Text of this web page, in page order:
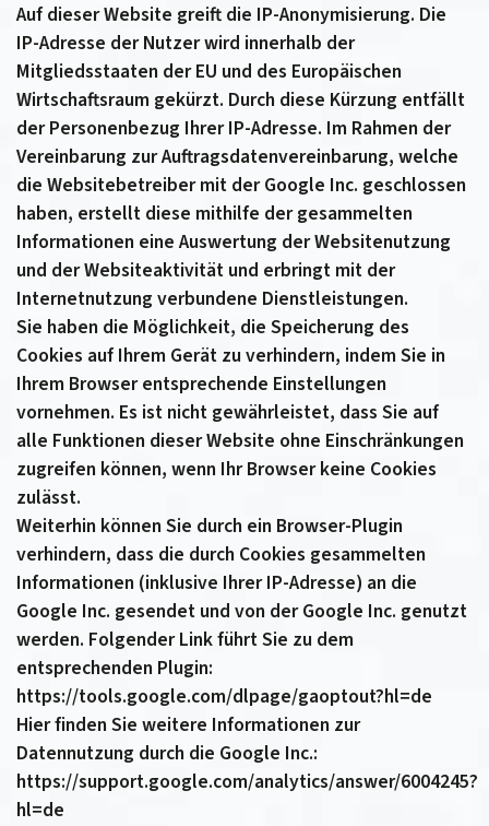
Auf dieser Website greift die IP-Anonymisierung. Die
IP-Adresse der Nutzer wird innerhalb der
Mitgliedsstaaten der EU und des Europäischen
Wirtschaftsraum gekürzt. Durch diese Kürzung entfällt
der Personenbezug Ihrer IP-Adresse. Im Rahmen der
Vereinbarung zur Auftragsdatenvereinbarung, welche
die Websitebetreiber mit der Google Inc. geschlossen
haben, erstellt diese mithilfe der gesammelten
Informationen eine Auswertung der Websitenutzung
und der Websiteaktivität und erbringt mit der
Internetnutzung verbundene Dienstleistungen.
Sie haben die Möglichkeit, die Speicherung des
Cookies auf Ihrem Gerät zu verhindern, indem Sie in
Ihrem Browser entsprechende Einstellungen
vornehmen. Es ist nicht gewährleistet, dass Sie auf
alle Funktionen dieser Website ohne Einschränkungen
zugreifen können, wenn Ihr Browser keine Cookies
zulässt.
Weiterhin können Sie durch ein Browser-Plugin
verhindern, dass die durch Cookies gesammelten
Informationen (inklusive Ihrer IP-Adresse) an die
Google Inc. gesendet und von der Google Inc. genutzt
werden. Folgender Link führt Sie zu dem
entsprechenden Plugin:
https://tools.google.com/dlpage/gaoptout?hl=de
Hier finden Sie weitere Informationen zur
Datennutzung durch die Google Inc.:
https://support.google.com/analytics/answer/6004245?
hl=de